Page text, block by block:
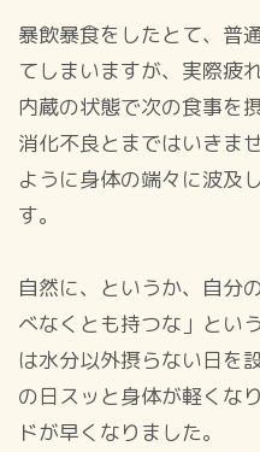
暴飲暴食をしたとて、普
てしまいますが、実際疲
内蔵の状態で次の食事を
消化不良とまではいきま
ように身体の端々に波及
す。
自然に、というか、自分
べなくとも持つな」とい
は水分以外摂らない日を
の日スッと身体が軽くな
ドが早くなりました。